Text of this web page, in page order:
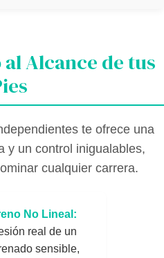
Alcance de tus
te ofrece una
y un control inigualables,
cualquier carrera.
No Lineal:
real de un
sensible,